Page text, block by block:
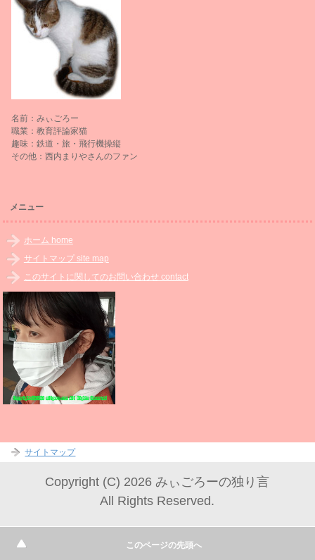
名前：みぃごろー
職業：教育評論家猫
趣味：鉄道・旅・飛行機操縦
その他：西内まりやさんのファン
メニュー
ホーム home
サイトマップ site map
このサイトに関してのお問い合わせ contact
サイトマップ
Copyright (C) 2026 みぃごろーの独り言
All Rights Reserved.
このページの先頭へ